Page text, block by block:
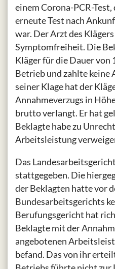
einem Corona-PCR-
erneute Test nach
war. Der Arzt des
Symptomfreiheit. Die
Kläger für die Dauer von
Betrieb und zahlte
seiner Klage hat der
Annahmeverzugs in
brutto verlangt. Er hat
Beklagte habe zu
Arbeitsleistung
Das
stattgegeben. Die
der Beklagten hatte vor
Bundesarbeitsgerichts
Berufungsgericht hat
Beklagte mit der
angebotenen
befand. Das von ihr